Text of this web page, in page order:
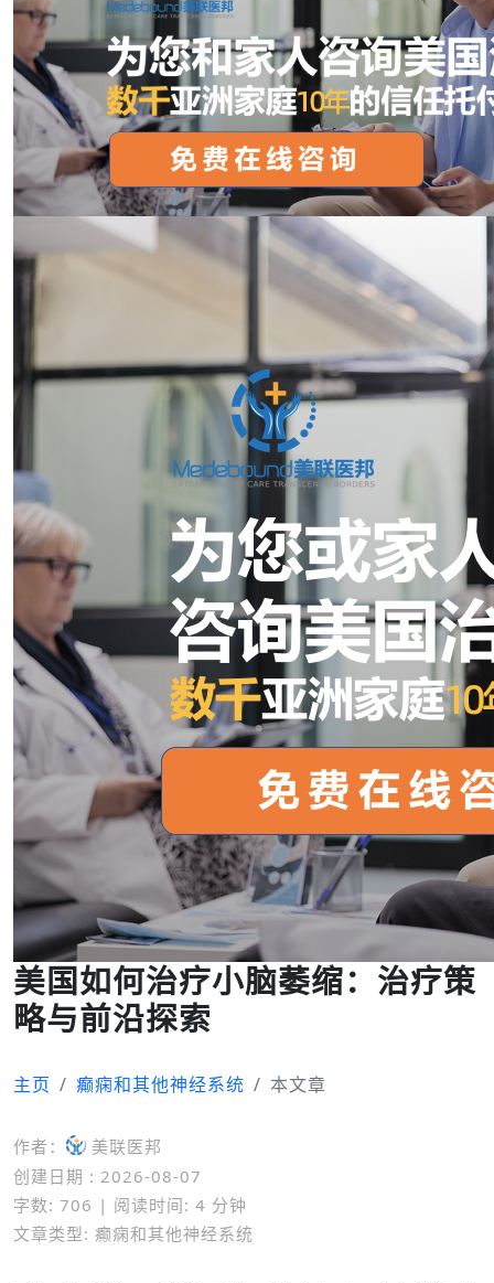
美国如何治疗小脑萎缩：治疗策
略与前沿探索
主页 癫痫和其他神经系统 本文章
作者：
美联医邦
创建日期 : 2026-08-07
字数: 706 | 阅读时间: 4 分钟
文章类型: 癫痫和其他神经系统